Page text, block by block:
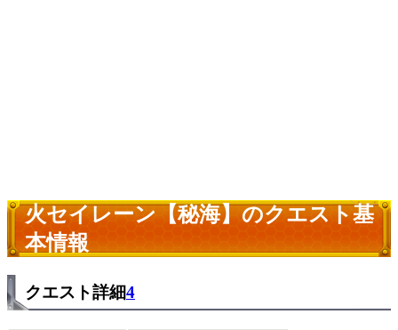
火セイレーン【秘海】のクエスト基
本情報
クエスト詳細4